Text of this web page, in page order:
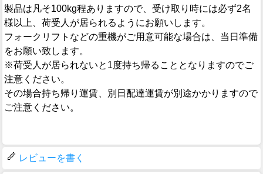
製品は凡そ100kg程ありますので、受け取り時には必ず2名
様以上、荷受人が居られるようにお願いします。
フォークリフトなどの重機がご用意可能な場合は、当日準備
をお願い致します。
※荷受人が居られないと1度持ち帰ることとなりますのでご
注意ください。
その場合持ち帰り運賃、別日配達運賃が別途かかりますので
ご注意ください。
レビューを書く